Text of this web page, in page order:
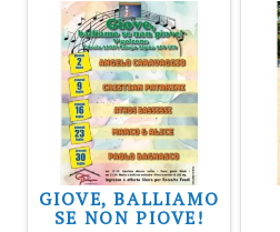
GIOVE, BALLIAMO
SE NON PIOVE!